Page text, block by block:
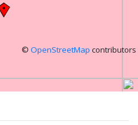
© OpenStreetMap contributors